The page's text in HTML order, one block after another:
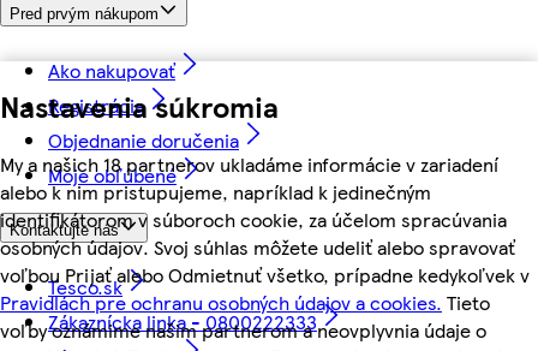
Nastavenia súkromia
My a našich 18 partnerov ukladáme informácie v zariadení
alebo k nim pristupujeme, napríklad k jedinečným
identifikátorom v súboroch cookie, za účelom spracúvania
osobných údajov. Svoj súhlas môžete udeliť alebo spravovať
voľbou Prijať alebo Odmietnuť všetko, prípadne kedykoľvek v
Pravidlách pre ochranu osobných údajov a cookies. Tieto
voľby oznámime našim partnerom a neovplyvnia údaje o
Pred prvým nákupom
Ako nakupovať
Registrácia
Objednanie doručenia
Moje obľúbené
Kontaktujte nás
Tesco.sk
Zákaznícka linka - 0800222333